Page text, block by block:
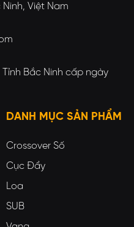
Việt Nam
Tỉnh Bắc Ninh cấp ngày
DANH MỤC SẢN PHẨM
Crossover Số
Cục Đẩy
Loa
SUB